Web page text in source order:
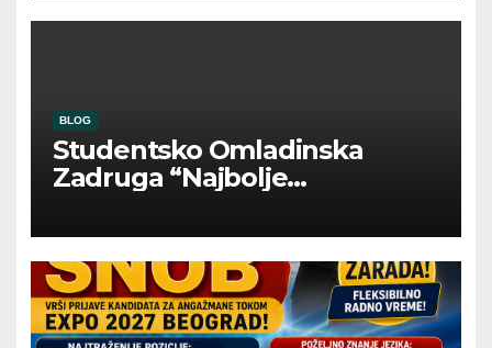
BLOG
Studentsko Omladinska
Zadruga “Najbolje